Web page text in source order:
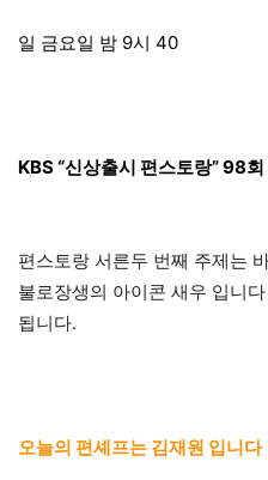
일 금요일 밤 9시 40
KBS “신상출시 편스토랑” 98
편스토랑 서른두 번째 주제는
불로장생의 아이콘 새우 입니
됩니다.
오늘의 편셰프는 김재원 입니다